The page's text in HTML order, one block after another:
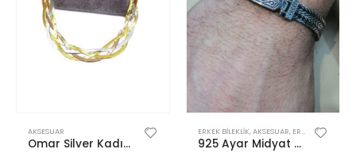
KADINAKSESUAR
Omar Silver Kadın İtalyan Dörtlü Örgü Gümüş Bileklik
ERKEK BILEKLIK,AKSESUAR, ERKEK
925 Ayar Midyat Hasırı Gümüş Erkek Bilekliği